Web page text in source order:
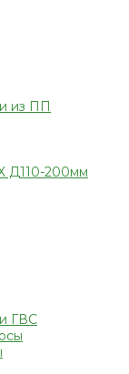
из ПП
Д110-200мм
ГВС